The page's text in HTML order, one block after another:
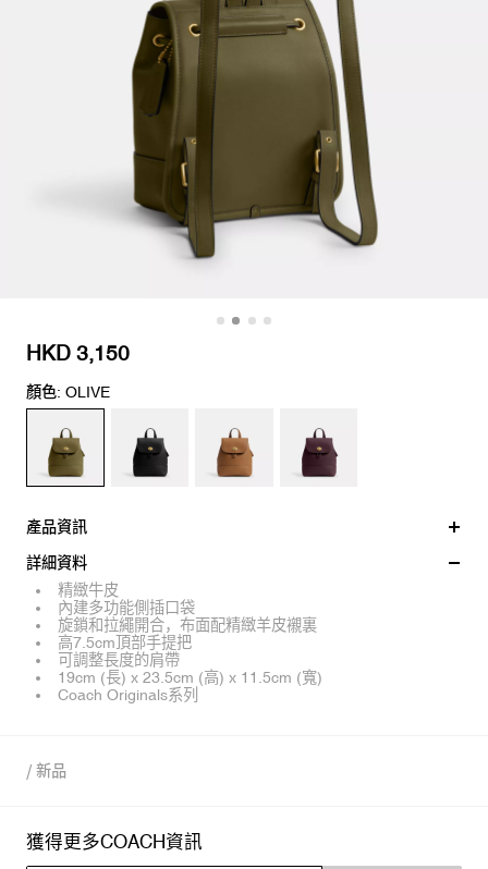
HKD 3,150
顏色: OLIVE
產品資訊
詳細資料
精緻牛皮
內建多功能側插口袋
旋鎖和拉繩開合，布面配精緻羊皮襯裏
高7.5cm頂部手提把
可調整長度的肩帶
19cm (長) x 23.5cm (高) x 11.5cm (寬)
Coach Originals系列
/ 新品
獲得更多COACH資訊